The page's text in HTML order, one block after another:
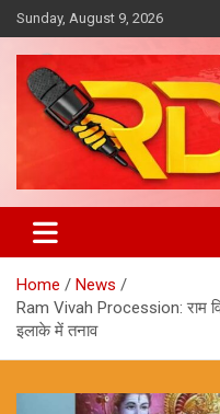
Skip
to
content
Sunday, August 9, 2026
Reporter
Home
News
Ram Vivah Procession: राम
इलाके में तनाव